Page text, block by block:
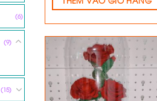
(6)
(9)
(15)